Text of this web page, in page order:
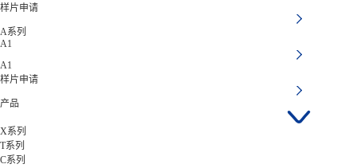
样片申请
A系列
A1
A1
样片申请
产品
X系列
T系列
C系列